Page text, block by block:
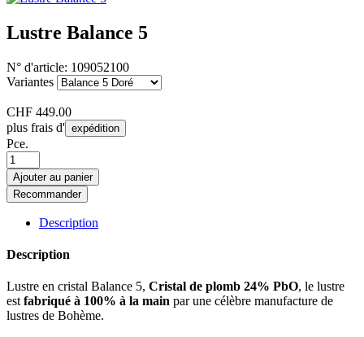
Lustre Balance 5
N° d'article: 109052100
Variantes
CHF 449.00
plus frais d' expédition
Pce.
Ajouter au panier
Recommander
Description
Description
Lustre en cristal Balance 5, Cristal de plomb 24% PbO, le lustre
est fabriqué à 100% à la main par une célèbre manufacture de
lustres de Bohème.